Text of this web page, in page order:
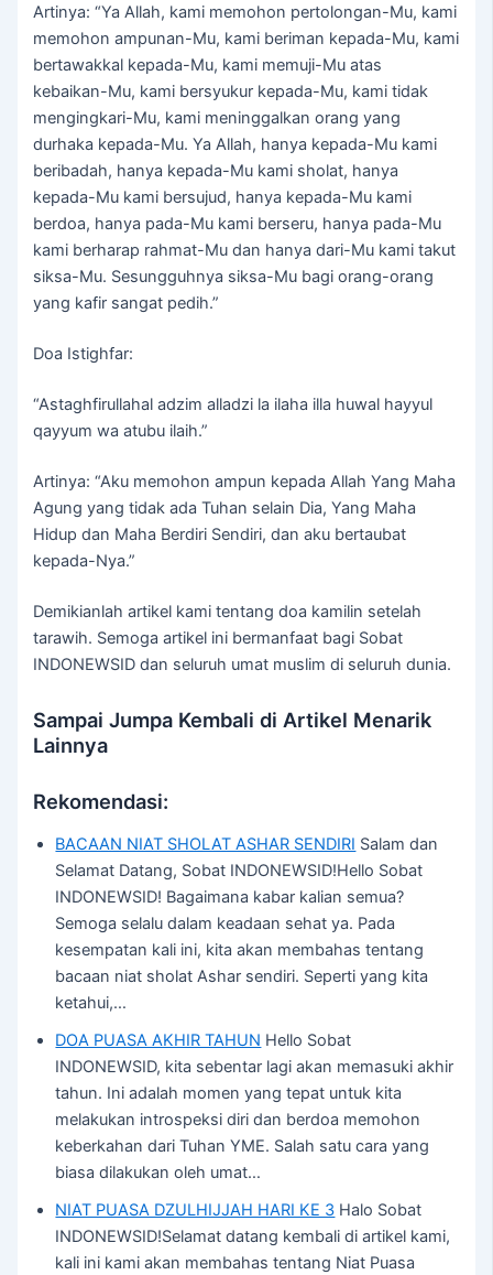
Artinya: “Ya Allah, kami memohon pertolongan-Mu, kami
memohon ampunan-Mu, kami beriman kepada-Mu, kami
bertawakkal kepada-Mu, kami memuji-Mu atas
kebaikan-Mu, kami bersyukur kepada-Mu, kami tidak
mengingkari-Mu, kami meninggalkan orang yang
durhaka kepada-Mu. Ya Allah, hanya kepada-Mu kami
beribadah, hanya kepada-Mu kami sholat, hanya
kepada-Mu kami bersujud, hanya kepada-Mu kami
berdoa, hanya pada-Mu kami berseru, hanya pada-Mu
kami berharap rahmat-Mu dan hanya dari-Mu kami takut
siksa-Mu. Sesungguhnya siksa-Mu bagi orang-orang
yang kafir sangat pedih.”
Doa Istighfar:
“Astaghfirullahal adzim alladzi la ilaha illa huwal hayyul
qayyum wa atubu ilaih.”
Artinya: “Aku memohon ampun kepada Allah Yang Maha
Agung yang tidak ada Tuhan selain Dia, Yang Maha
Hidup dan Maha Berdiri Sendiri, dan aku bertaubat
kepada-Nya.”
Demikianlah artikel kami tentang doa kamilin setelah
tarawih. Semoga artikel ini bermanfaat bagi Sobat
INDONEWSID dan seluruh umat muslim di seluruh dunia.
Sampai Jumpa Kembali di Artikel Menarik
Lainnya
Rekomendasi:
BACAAN NIAT SHOLAT ASHAR SENDIRI Salam dan
Selamat Datang, Sobat INDONEWSID!Hello Sobat
INDONEWSID! Bagaimana kabar kalian semua?
Semoga selalu dalam keadaan sehat ya. Pada
kesempatan kali ini, kita akan membahas tentang
bacaan niat sholat Ashar sendiri. Seperti yang kita
ketahui,…
DOA PUASA AKHIR TAHUN Hello Sobat
INDONEWSID, kita sebentar lagi akan memasuki akhir
tahun. Ini adalah momen yang tepat untuk kita
melakukan introspeksi diri dan berdoa memohon
keberkahan dari Tuhan YME. Salah satu cara yang
biasa dilakukan oleh umat…
NIAT PUASA DZULHIJJAH HARI KE 3 Halo Sobat
INDONEWSID!Selamat datang kembali di artikel kami,
kali ini kami akan membahas tentang Niat Puasa